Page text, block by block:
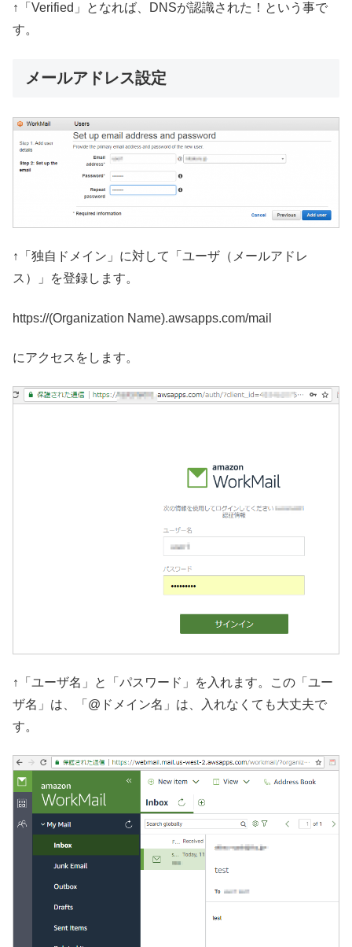
↑「Verified」となれば、DNSが認識された！という事で
す。
メールアドレス設定
↑「独自ドメイン」に対して「ユーザ（メールアドレ
ス）」を登録します。
https://(Organization Name).awsapps.com/mail
にアクセスをします。
↑「ユーザ名」と「パスワード」を入れます。この「ユー
ザ名」は、「@ドメイン名」は、入れなくても大丈夫で
す。